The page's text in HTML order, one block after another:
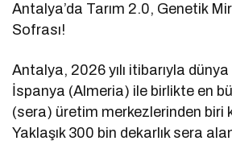
Antalya’da Tarım 2.0, Genetik
Sofrası!
Antalya, 2026 yılı itibarıyla
İspanya (Almeria) ile birlikte en
(sera) üretim merkezlerinden biri
Yaklaşık 300 bin dekarlık sera